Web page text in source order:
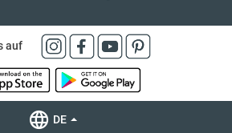
auf
DE